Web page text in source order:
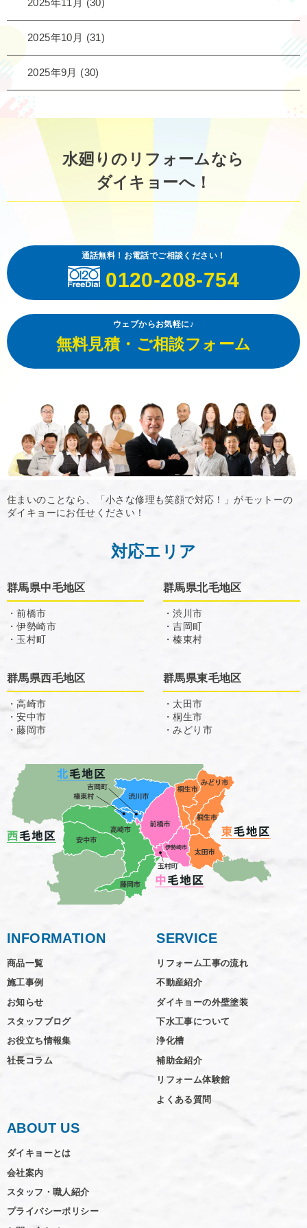
2025年10月 (31)
2025年9月 (30)
水廻りのリフォームなら
ダイキョーへ！
通話無料！お電話でご相談ください！
0120-208-754
ウェブからお気軽に♪
無料見積・ご相談フォーム
住まいのことなら、「小さな修理も笑顔で対応！」がモットーの
ダイキョーにお任せください！
対応エリア
群馬県中毛地区
・前橋市
・伊勢崎市
・玉村町
群馬県北毛地区
・渋川市
・吉岡町
・榛東村
群馬県西毛地区
・高崎市
・安中市
・藤岡市
群馬県東毛地区
・太田市
・桐生市
・みどり市
INFORMATION
商品一覧
施工事例
お知らせ
スタッフブログ
お役立ち情報集
社長コラム
SERVICE
リフォーム工事の流れ
不動産紹介
ダイキョーの外壁塗装
下水工事について
浄化槽
補助金紹介
リフォーム体験館
よくある質問
ABOUT US
ダイキョーとは
会社案内
スタッフ・職人紹介
プライバシーポリシー